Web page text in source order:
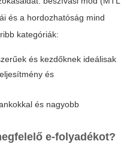
és a hordozhatóság mind
kategóriák:
és kezdőknek ideálisak
és
és nagyobb
e-folyadékot?